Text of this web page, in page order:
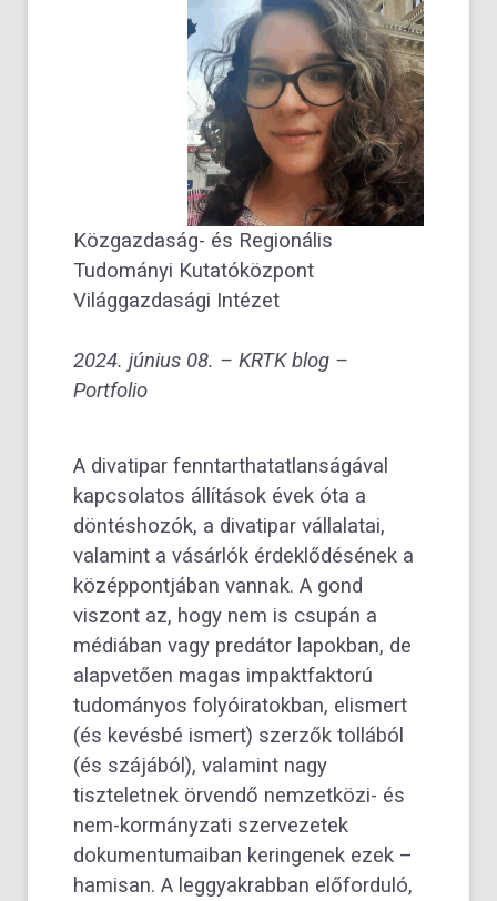
Közgazdaság- és Regionális
Tudományi Kutatóközpont
Világgazdasági Intézet
2024. június 08. – KRTK blog –
Portfolio
A divatipar fenntarthatatlanságával
kapcsolatos állítások évek óta a
döntéshozók, a divatipar vállalatai,
valamint a vásárlók érdeklődésének a
középpontjában vannak. A gond
viszont az, hogy nem is csupán a
médiában vagy predátor lapokban, de
alapvetően magas impaktfaktorú
tudományos folyóiratokban, elismert
(és kevésbé ismert) szerzők tollából
(és szájából), valamint nagy
tiszteletnek örvendő nemzetközi- és
nem-kormányzati szervezetek
dokumentumaiban keringenek ezek –
hamisan. A leggyakrabban előforduló,